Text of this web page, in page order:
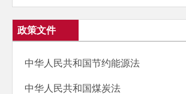
政策文件
中华人民共和国节约能源法
中华人民共和国煤炭法